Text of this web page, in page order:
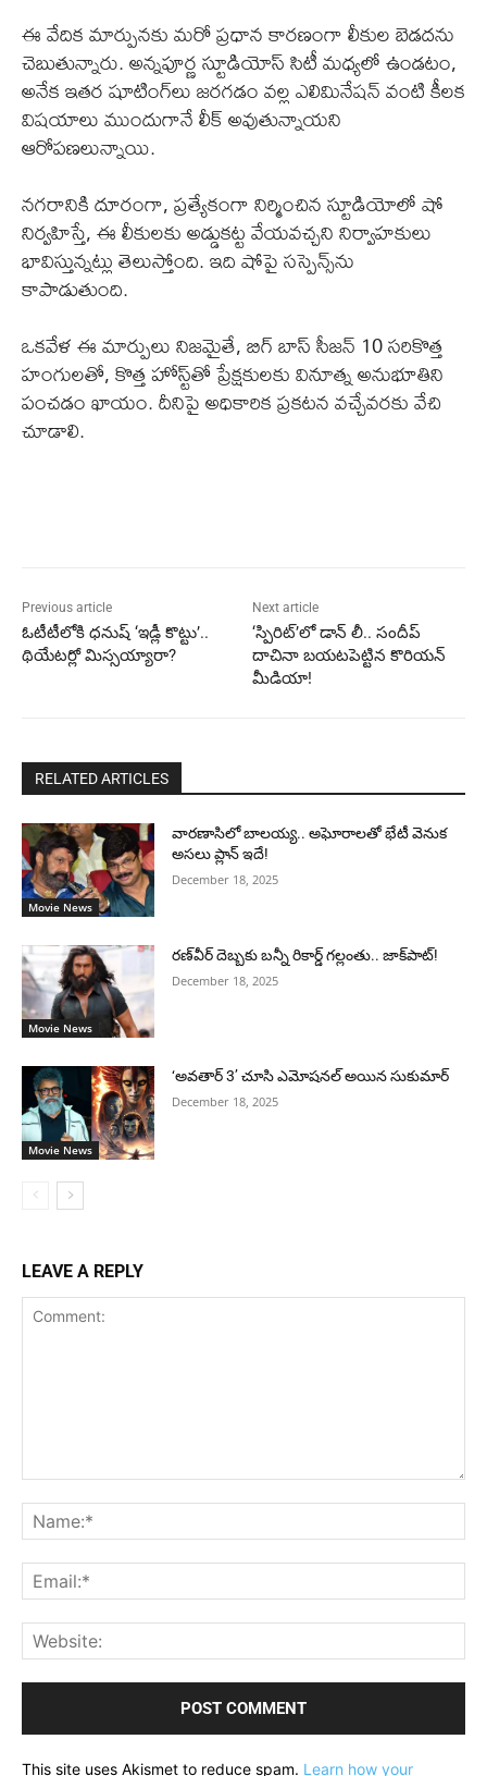
ఈ వేదిక మార్పునకు మరో ప్రధాన కారణంగా లీకుల బెడదను
చెబుతున్నారు. అన్నపూర్ణ స్టూడియోస్ సిటీ మధ్యలో ఉండటం,
అనేక ఇతర షూటింగ్‌లు జరగడం వల్ల ఎలిమినేషన్ వంటి కీలక
విషయాలు ముందుగానే లీక్ అవుతున్నాయని
ఆరోపణలున్నాయి.
నగరానికి దూరంగా, ప్రత్యేకంగా నిర్మించిన స్టూడియోలో షో
నిర్వహిస్తే, ఈ లీకులకు అడ్డుకట్ట వేయవచ్చని నిర్వాహకులు
భావిస్తున్నట్లు తెలుస్తోంది. ఇది షోపై సస్పెన్స్‌ను
కాపాడుతుంది.
ఒకవేళ ఈ మార్పులు నిజమైతే, బిగ్ బాస్ సీజన్ 10 సరికొత్త
హంగులతో, కొత్త హోస్ట్‌తో ప్రేక్షకులకు వినూత్న అనుభూతిని
పంచడం ఖాయం. దీనిపై అధికారిక ప్రకటన వచ్చేవరకు వేచి
చూడాలి.
Previous article
ఓటీటీలోకి ధనుష్ ‘ఇడ్లీ కొట్టు’..
థియేటర్లో మిస్సయ్యారా?
Next article
‘స్పిరిట్’లో డాన్ లీ.. సందీప్
దాచినా బయటపెట్టిన కొరియన్
మీడియా!
RELATED ARTICLES
Movie News
వారణాసిలో బాలయ్య.. అఘోరాలతో భేటీ వెనుక
అసలు ప్లాన్ ఇదే!
December 18, 2025
Movie News
రణ్‌వీర్ దెబ్బకు బన్నీ రికార్డ్ గల్లంతు.. జాక్‌పాట్!
December 18, 2025
Movie News
‘అవతార్ 3’ చూసి ఎమోషనల్ అయిన సుకుమార్
December 18, 2025
LEAVE A REPLY
This site uses Akismet to reduce spam. Learn how your